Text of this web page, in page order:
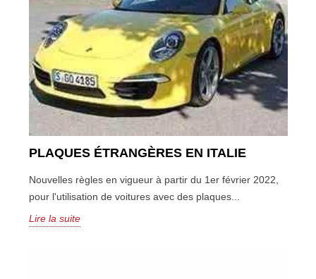
PLAQUES ÉTRANGÈRES EN ITALIE
Nouvelles règles en vigueur à partir du 1er février 2022,
pour l'utilisation de voitures avec des plaques...
Lire la suite